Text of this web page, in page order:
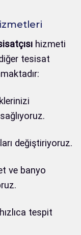
hizmeti
tesisat
değiştiriyoruz.
ve banyo
tespit